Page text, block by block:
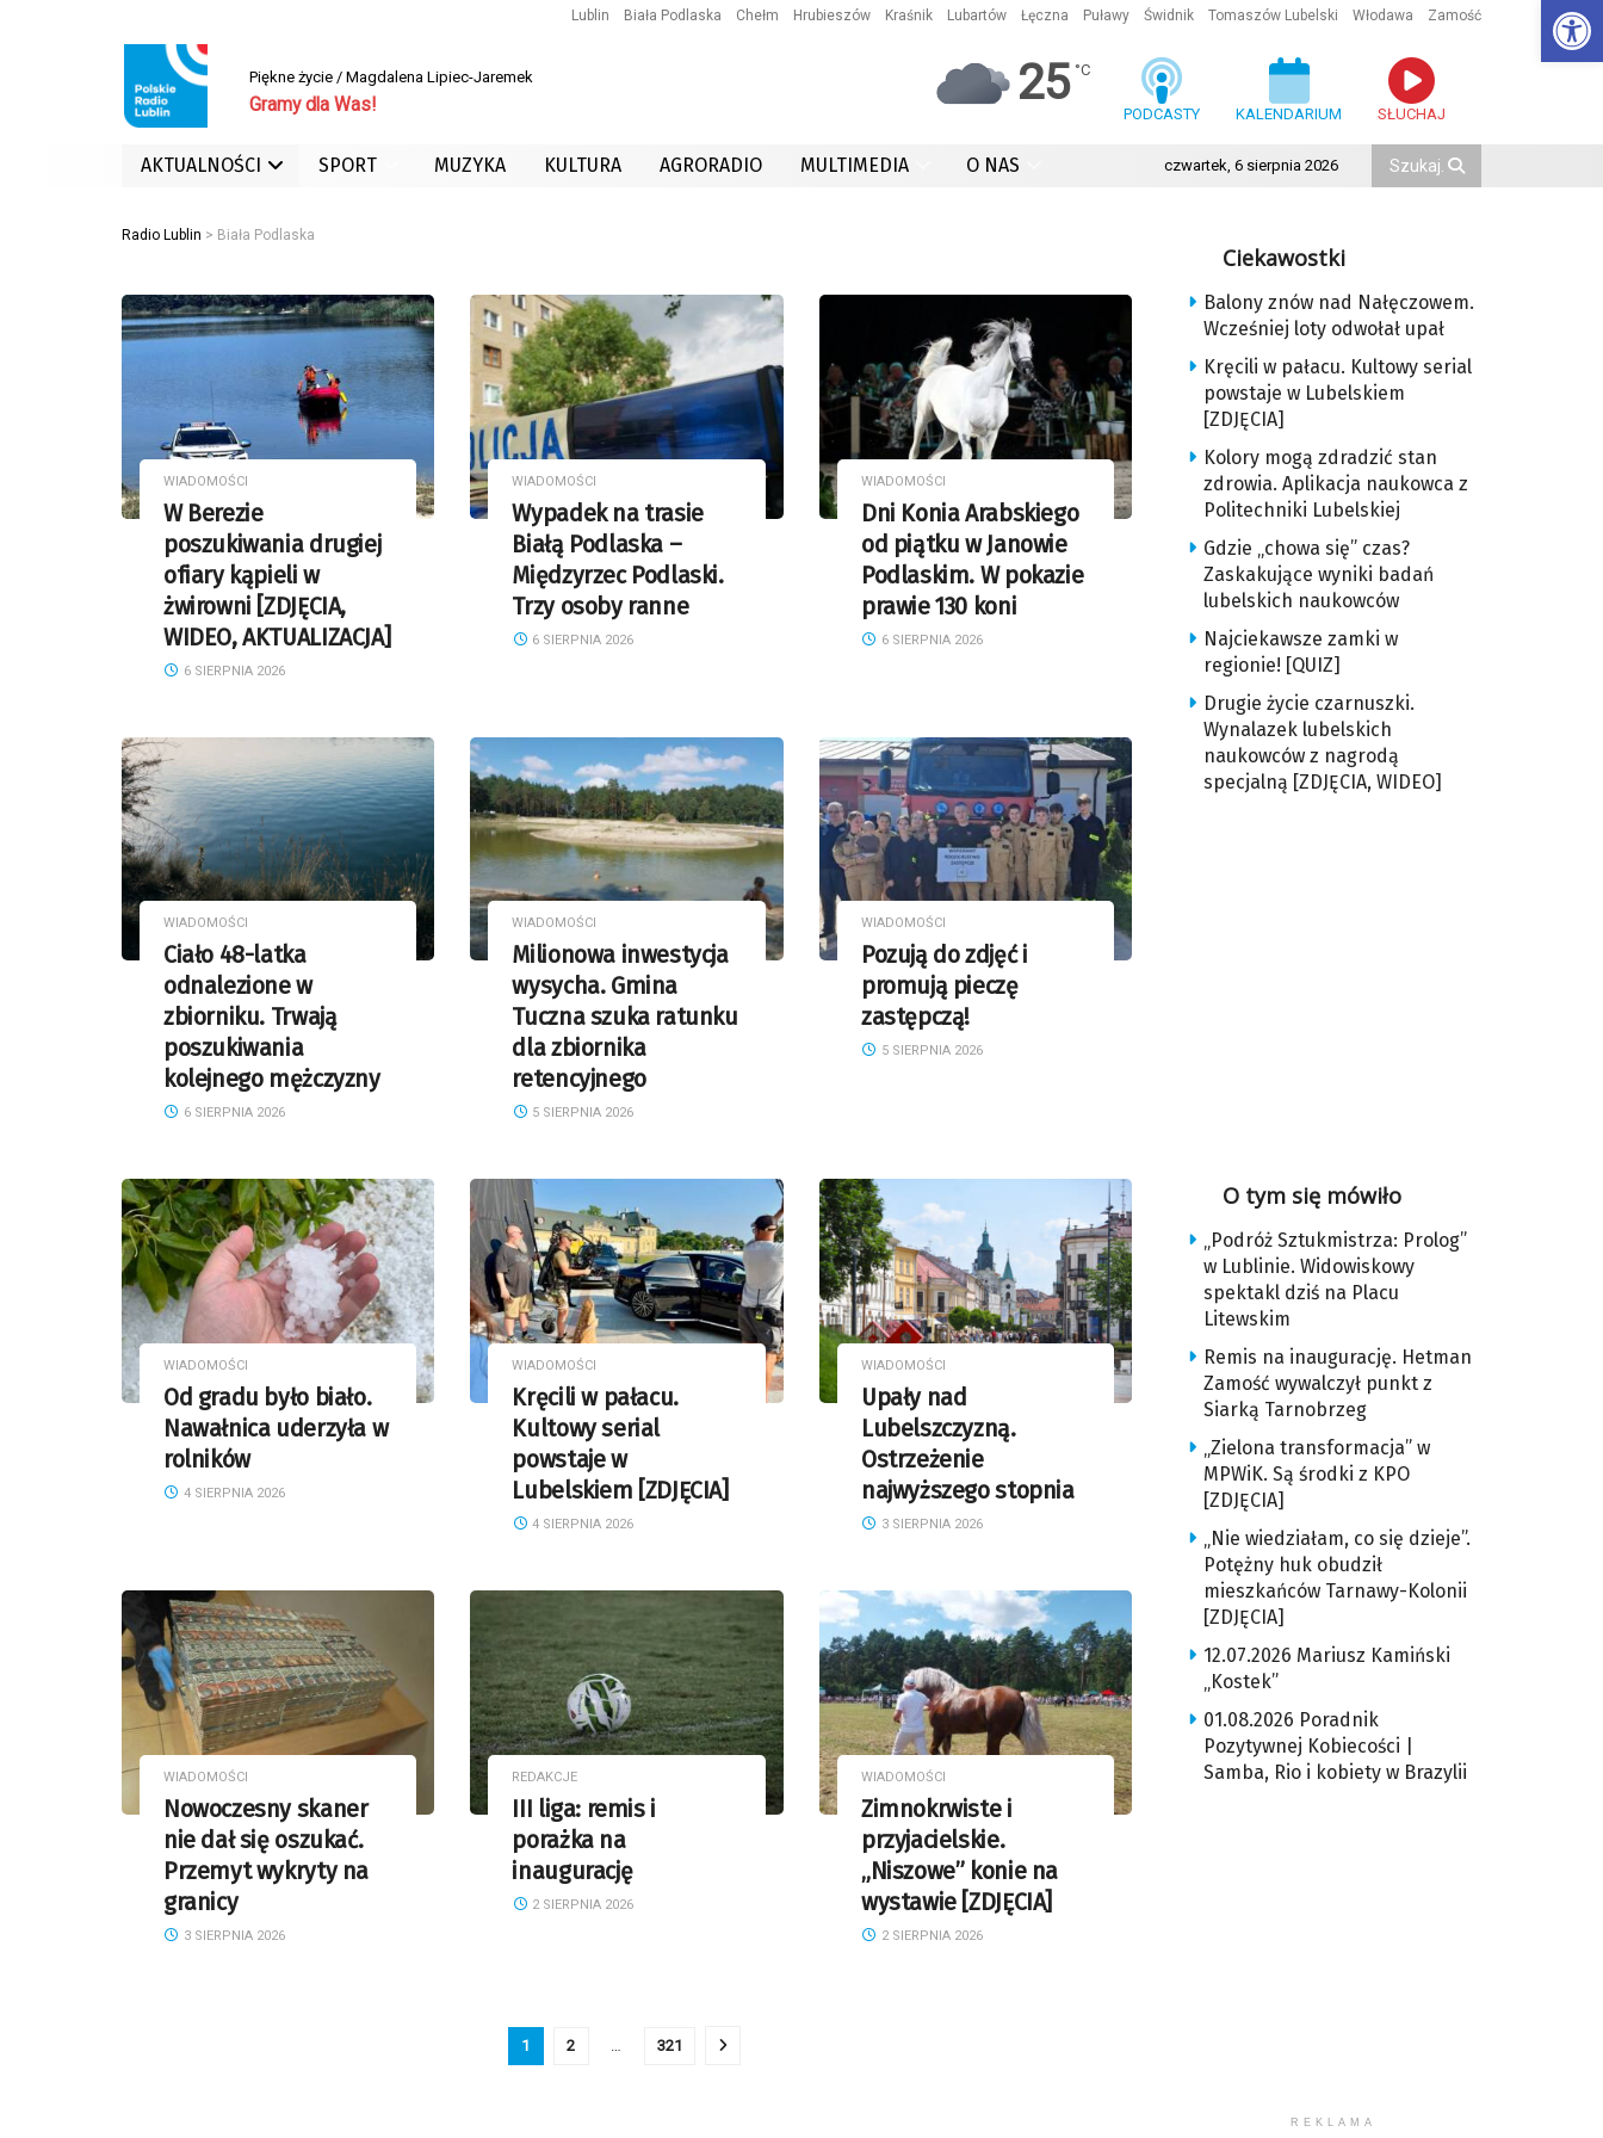
Lublin Biała Podlaska Chełm Hrubieszów Kraśnik Lubartów Łęczna Puławy Świdnik Tomaszów Lubelski Włodawa Zamość
Piękne życie / Magdalena Lipiec-Jaremek
Gramy dla Was! 25 °C
PODCASTY KALENDARIUM SŁUCHAJ
AKTUALNOŚCI SPORT MUZYKA KULTURA AGRORADIO MULTIMEDIA O NAS czwartek, 6 sierpnia 2026
Radio Lublin > Biała Podlaska
WIADOMOŚCI
W Berezie
poszukiwania drugiej
ofiary kąpieli w
żwirowni [ZDJĘCIA,
WIDEO, AKTUALIZACJA]
6 SIERPNIA 2026
WIADOMOŚCI
Wypadek na trasie
Białą Podlaska –
Międzyrzec Podlaski.
Trzy osoby ranne
6 SIERPNIA 2026
WIADOMOŚCI
Dni Konia Arabskiego
od piątku w Janowie
Podlaskim. W pokazie
prawie 130 koni
6 SIERPNIA 2026
WIADOMOŚCI
Ciało 48-latka
odnalezione w
zbiorniku. Trwają
poszukiwania
kolejnego mężczyzny
6 SIERPNIA 2026
WIADOMOŚCI
Milionowa inwestycja
wysycha. Gmina
Tuczna szuka ratunku
dla zbiornika
retencyjnego
5 SIERPNIA 2026
WIADOMOŚCI
Pozują do zdjęć i
promują pieczę
zastępczą!
5 SIERPNIA 2026
WIADOMOŚCI
Od gradu było biało.
Nawałnica uderzyła w
rolników
4 SIERPNIA 2026
WIADOMOŚCI
Kręcili w pałacu.
Kultowy serial
powstaje w
Lubelskiem [ZDJĘCIA]
4 SIERPNIA 2026
WIADOMOŚCI
Upały nad
Lubelszczyzną.
Ostrzeżenie
najwyższego stopnia
3 SIERPNIA 2026
WIADOMOŚCI
Nowoczesny skaner
nie dał się oszukać.
Przemyt wykryty na
granicy
3 SIERPNIA 2026
REDAKCJE
III liga: remis i
porażka na
inaugurację
2 SIERPNIA 2026
WIADOMOŚCI
Zimnokrwiste i
przyjacielskie.
„Niszowe” konie na
wystawie [ZDJĘCIA]
2 SIERPNIA 2026
1 2 321
Ciekawostki
Balony znów nad Nałęczowem.
Wcześniej loty odwołał upał
Kręcili w pałacu. Kultowy serial
powstaje w Lubelskiem
[ZDJĘCIA]
Kolory mogą zdradzić stan
zdrowia. Aplikacja naukowca z
Politechniki Lubelskiej
Gdzie „chowa się” czas?
Zaskakujące wyniki badań
lubelskich naukowców
Najciekawsze zamki w
regionie! [QUIZ]
Drugie życie czarnuszki.
Wynalazek lubelskich
naukowców z nagrodą
specjalną [ZDJĘCIA, WIDEO]
O tym się mówiło
„Podróż Sztukmistrza: Prolog”
w Lublinie. Widowiskowy
spektakl dziś na Placu
Litewskim
Remis na inaugurację. Hetman
Zamość wywalczył punkt z
Siarką Tarnobrzeg
„Zielona transformacja” w
MPWiK. Są środki z KPO
[ZDJĘCIA]
„Nie wiedziałam, co się dzieje”.
Potężny huk obudził
mieszkańców Tarnawy-Kolonii
[ZDJĘCIA]
12.07.2026 Mariusz Kamiński
„Kostek”
01.08.2026 Poradnik
Pozytywnej Kobiecości |
Samba, Rio i kobiety w Brazylii
REKLAMA